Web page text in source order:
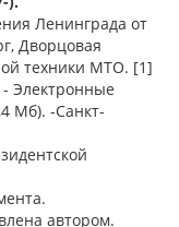
Ленинграда от
Дворцовая
техники МТО. [1]
Электронные
Мб). -Санкт-
автором.